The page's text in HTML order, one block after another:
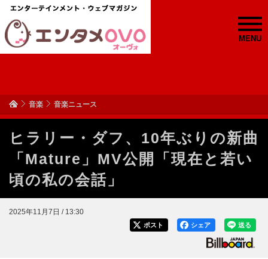
MENU
音楽 音楽ニュース
ヒラリー・ダフ、10年ぶりの新曲
「Mature」MV公開「現在と若い
頃の私の会話」
2025年11月7日 / 13:30
送る
シェア
ポスト